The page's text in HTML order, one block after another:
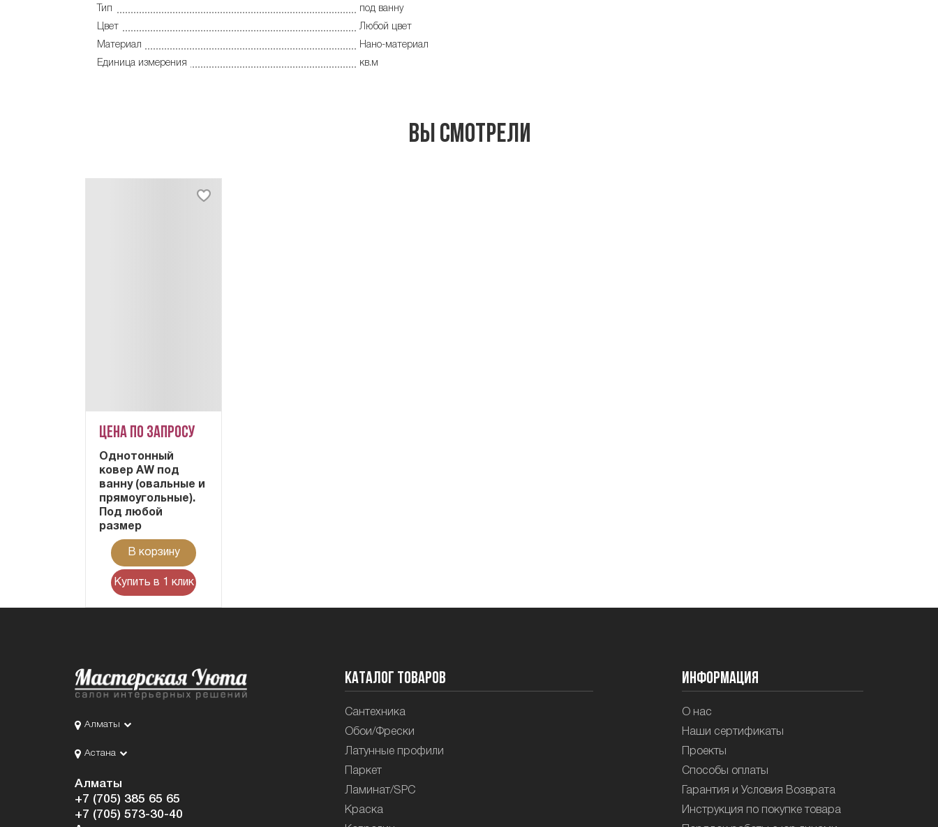
Тип
под ванну
Цвет
Любой цвет
Материал
Нано-материал
Единица измерения
кв.м
Вы смотрели
Цена по запросу
Однотонный
ковер AW под
ванну (овальные и
прямоугольные).
Под любой
размер
В корзину
Купить в 1 клик
Алматы
Астана
Алматы
+7 (705) 385 65 65
+7 (705) 573-30-40
Каталог товаров
Сантехника
Обои/Фрески
Латунные профили
Паркет
Ламинат/SPC
Краска
Информация
О нас
Наши сертификаты
Проекты
Способы оплаты
Гарантия и Условия Возврата
Инструкция по покупке товара